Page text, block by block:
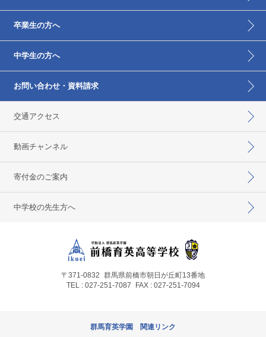
卒業生の方へ
中学生の方へ
お問い合わせ・資料請求
交通アクセス
動画チャンネル
寄付金のご案内
中学校の先生方へ
〒371-0832 群馬県前橋市朝日が丘町13番地
TEL : 027-251-7087
FAX : 027-251-7094
群馬育英学園 関連リンク